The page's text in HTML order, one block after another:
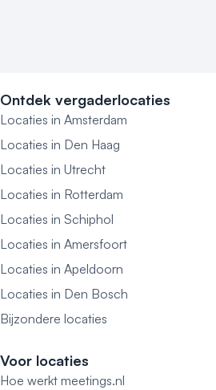
Ontdek vergaderlocaties
Locaties in Amsterdam
Locaties in Den Haag
Locaties in Utrecht
Locaties in Rotterdam
Locaties in Schiphol
Locaties in Amersfoort
Locaties in Apeldoorn
Locaties in Den Bosch
Bijzondere locaties
Voor locaties
Hoe werkt meetings.nl